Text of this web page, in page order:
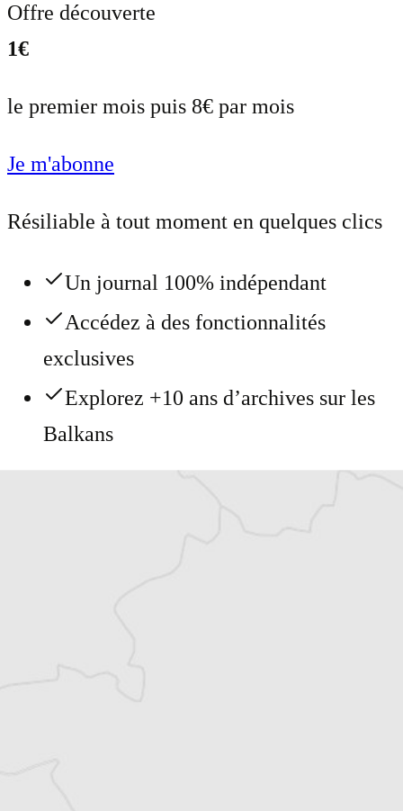
Offre découverte
1€
le premier mois puis 8€ par mois
Je m'abonne
Résiliable à tout moment en quelques clics
Un journal 100% indépendant
Accédez à des fonctionnalités
exclusives
Explorez +10 ans d’archives sur les
Balkans